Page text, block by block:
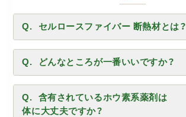
セルロースファイバー 断熱材とは？
どんなところが一番いいですか？
含有されているホウ素系薬剤は
体に大丈夫ですか？